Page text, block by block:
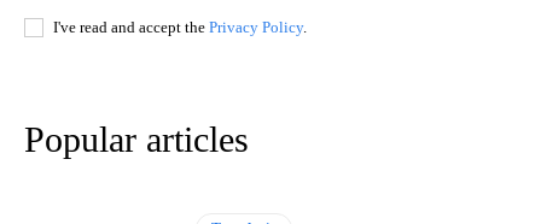
I've read and accept the Privacy Policy.
Popular articles